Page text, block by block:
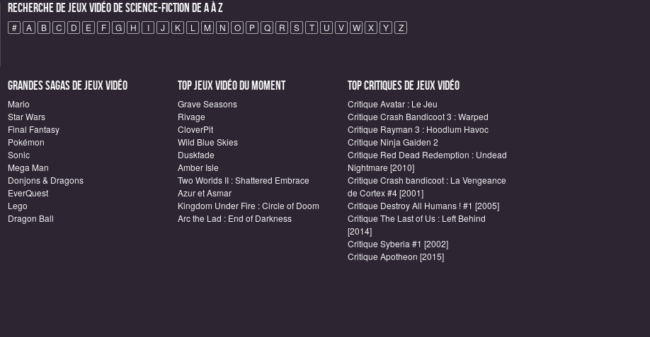
Recherche de Jeux vidéo de science-fiction de A à Z
# A B C D E F G H I J K L M N O P Q R S T U V W X Y Z
Grandes sagas de Jeux vidéo
Mario
Star Wars
Final Fantasy
Pokémon
Sonic
Mega Man
Donjons & Dragons
EverQuest
Lego
Dragon Ball
Top Jeux vidéo du moment
Grave Seasons
Rivage
CloverPit
Wild Blue Skies
Duskfade
Amber Isle
Two Worlds II : Shattered Embrace
Azur et Asmar
Kingdom Under Fire : Circle of Doom
Arc the Lad : End of Darkness
Top critiques de Jeux vidéo
Critique Avatar : Le Jeu
Critique Crash Bandicoot 3 : Warped
Critique Rayman 3 : Hoodlum Havoc
Critique Ninja Gaiden 2
Critique Red Dead Redemption : Undead
Nightmare [2010]
Critique Crash bandicoot : La Vengeance
de Cortex #4 [2001]
Critique Destroy All Humans ! #1 [2005]
Critique The Last of Us : Left Behind
[2014]
Critique Syberia #1 [2002]
Critique Apotheon [2015]